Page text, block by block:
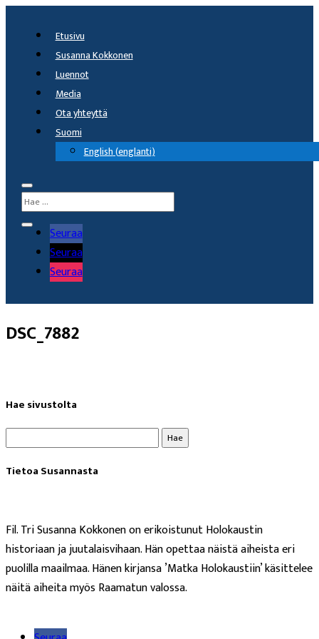
Etusivu
Susanna Kokkonen
Luennot
Media
Ota yhteyttä
Suomi
English(englanti)
Seuraa
Seuraa
Seuraa
DSC_7882
Hae sivustolta
Tietoa Susannasta
Fil. Tri Susanna Kokkonen on erikoistunut Holokaustin
historiaan ja juutalaisvihaan. Hän opettaa näistä aiheista eri
puolilla maailmaa. Hänen kirjansa ’Matka Holokaustiin’ käsittelee
näitä aiheita myös Raamatun valossa.